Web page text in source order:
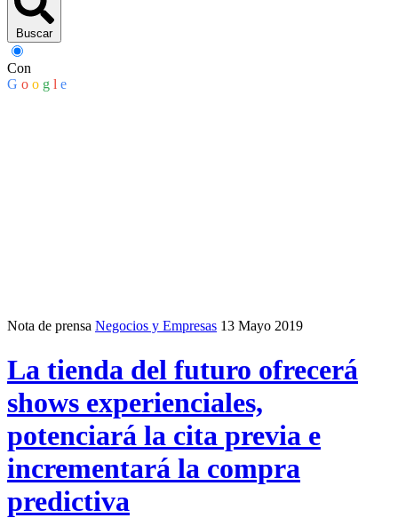
Buscar
Con
G o o g l e
Nota de prensa Negocios y Empresas 13 Mayo 2019
La tienda del futuro ofrecerá
shows experienciales,
potenciará la cita previa e
incrementará la compra
predictiva